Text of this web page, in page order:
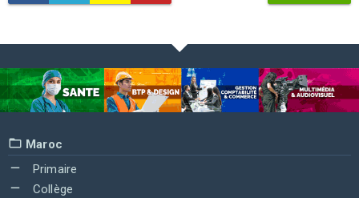
Maroc
Primaire
Collège